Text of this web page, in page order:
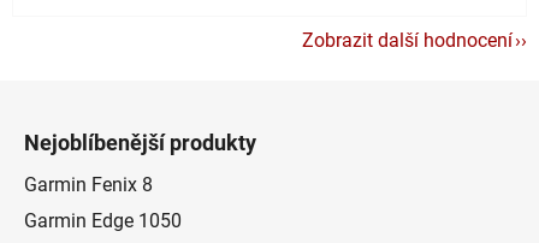
Zobrazit další hodnocení
Nejoblíbenější produkty
Garmin Fenix 8
Garmin Edge 1050